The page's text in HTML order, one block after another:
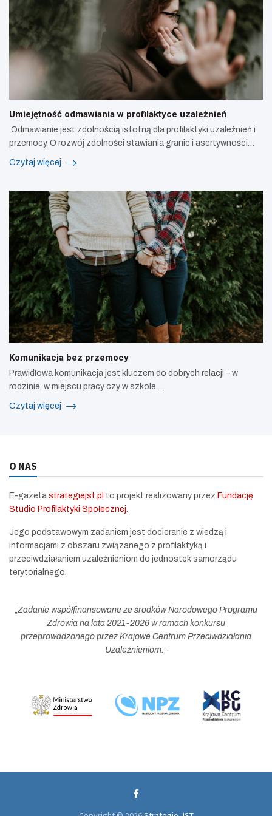
Umiejętność odmawiania w profilaktyce uzależnień
Odmawianie jest zdolnością istotną dla profilaktyki uzależnień i
przemocy. O rozwój zdolności stawiania granic i asertywności…
Czytaj więcej
Komunikacja bez przemocy
Prawidłowa komunikacja jest kluczem do dobrych relacji – w
rodzinie, w miejscu pracy czy w szkole.…
Czytaj więcej
O NAS
E-gazeta strategiejst.pl to projekt realizowany przez Fundację
Studio Profilaktyki Społecznej
Jego podstawowym zadaniem jest docieranie z wiedzą i
informacjami z obszaru związanego z profilaktyką i
przeciwdziałaniem uzależnieniom do jednostek samorządu
terytorialnego.
Zadanie współfinansowane ze środków Narodowego Programu
Zdrowia na lata 2021-2026 w ramach konkursu
przeprowadzonego przez Krajowe Centrum Przeciwdziałania
Uzależnieniom. ”